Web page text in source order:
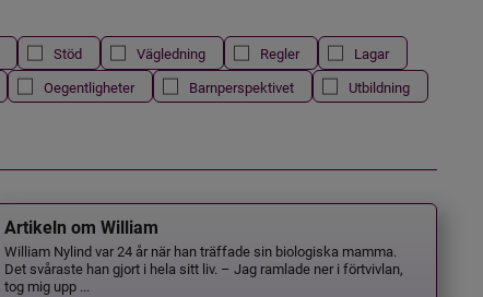
Stöd Vägledning Regler
Lagar
Oegentligheter Barnperspektivet
Utbildning
Artikeln om William
William Nylind var 24 år när han träffade sin biologiska mamma.
Det svåraste han gjort i hela sitt liv. – Jag ramlade ner i förtvivlan,
tog mig upp ...